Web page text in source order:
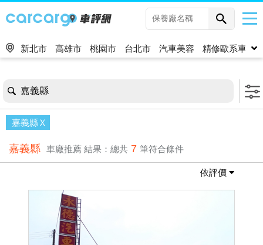
新北市 高雄市 桃園市 台北市 汽車美容 精修歐系車
嘉義縣
嘉義縣
嘉義縣 車廠推薦 結果：總共 7 筆符合條件
依評價